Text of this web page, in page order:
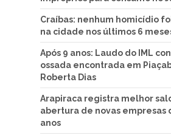
Craíbas: nenhum homicídio
na cidade nos últimos 6
Após 9 anos: Laudo do IML
ossada encontrada em
Roberta Dias
Arapiraca registra melhor
abertura de novas empresas
anos